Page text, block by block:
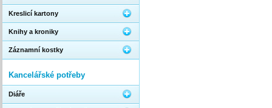
Kreslicí kartony
Knihy a kroniky
Záznamní kostky
Kancelářské potřeby
Diáře